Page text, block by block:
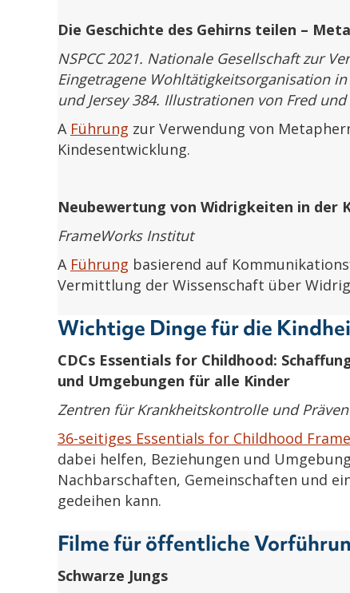
Die Geschichte des Gehirns teilen –
NSPCC 2021. Nationale Gesellschaft zur
Eingetragene Wohltätigkeitsorganisation
und Jersey 384. Illustrationen von Fred und
A Führung zur Verwendung von
Kindesentwicklung.
Neubewertung von Widrigkeiten in der
FrameWorks Institut
A Führung basierend auf
Vermittlung der Wissenschaft über
Wichtige Dinge für die
CDCs Essentials for Childhood:
und Umgebungen für alle Kinder
Zentren für Krankheitskontrolle und
36-seitiges Essentials for Childhood
dabei helfen, Beziehungen und
Nachbarschaften, Gemeinschaften und
gedeihen kann.
Filme für öffentliche
Schwarze Jungs